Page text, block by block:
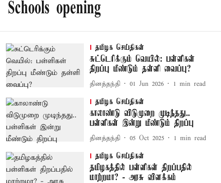
Schools opening
தமிழக செய்திகள்
சுட்டெரிக்கும் வெயில்: பள்ளிகள்
திறப்பு மீண்டும் தள்ளி வைப்பு?
தினத்தந்தி 01 Jun 2026 1 min read
தமிழக செய்திகள்
காலாண்டு விடுமுறை முடிந்தது..
பள்ளிகள் இன்று மீண்டும் திறப்பு
தினத்தந்தி 05 Oct 2025 1 min read
தமிழக செய்திகள்
தமிழகத்தில் பள்ளிகள் திறப்பதில்
மாற்றமா? - அரசு விளக்கம்